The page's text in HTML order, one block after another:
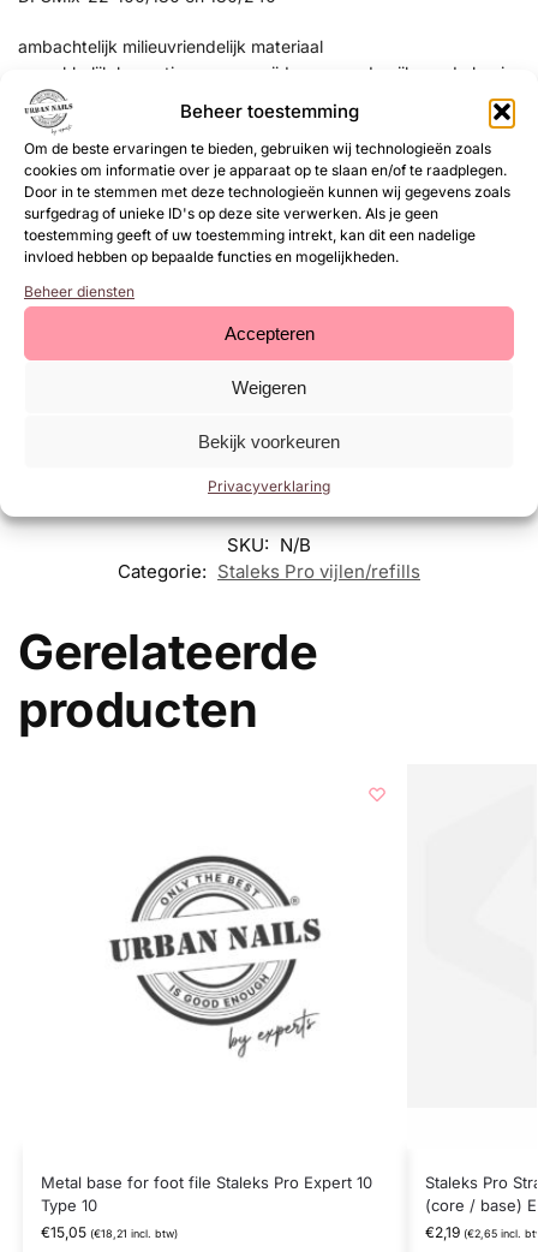
Beheer toestemming
Om de beste ervaringen te bieden, gebruiken wij technologieën zoals
cookies om informatie over je apparaat op te slaan en/of te raadplegen.
Door in te stemmen met deze technologieën kunnen wij gegevens zoals
surfgedrag of unieke ID's op deze site verwerken. Als je geen
toestemming geeft of uw toestemming intrekt, kan dit een nadelige
invloed hebben op bepaalde functies en mogelijkheden.
Beheer diensten
Accepteren
Weigeren
Bekijk voorkeuren
Privacyverklaring
ambachtelijk milieuvriendelijk materiaal
gemakkelijk bevestigen en verwijderen van de vijl van de basis
betrouwbare fixatie
schuurmiddel van hoge kwaliteit
functionaliteit op het werk
versnelt het proces van de nailstylist
schoon, lijmvrij gereedschap na het werk
voor eenmalig gebruik
50 stuks per pak
Gemaakt in de vorm: recht
korrel 100/180 korrel 180/240
BELANGRIJK!
blauw slijpmiddel – hogere korrel (voor
SKU: N/B
Categorie: Staleks Pro vijlen/refills
Gerelateerde
producten
Metal base for foot file Staleks Pro Expert 10
Type 10
€15,05 (€18,21 incl. btw)
Staleks Pro
(core / base)
€2,19 (€2,65incl.